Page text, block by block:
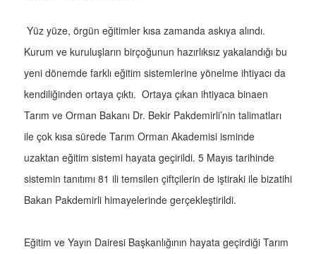
Yüz yüze, örgün eğitimler kısa zamanda askıya alındı.
Kurum ve kuruluşların birçoğunun hazırlıksız yakalandığı bu
yeni dönemde farklı eğitim sistemlerine yönelme ihtiyacı da
kendiliğinden ortaya çıktı. Ortaya çıkan ihtiyaca binaen
Tarım ve Orman Bakanı Dr. Bekir Pakdemirli’nin talimatları
ile çok kısa sürede Tarım Orman Akademisi isminde
uzaktan eğitim sistemi hayata geçirildi. 5 Mayıs tarihinde
sistemin tanıtımı 81 ili temsilen çiftçilerin de iştiraki ile bizatihi
Bakan Pakdemirli himayelerinde gerçekleştirildi.
Eğitim ve Yayın Dairesi Başkanlığının hayata geçirdiği Tarım